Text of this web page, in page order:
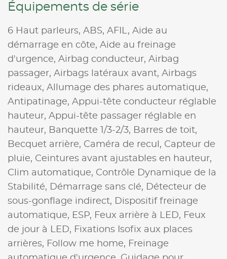
Équipements de série
6 Haut parleurs, ABS, AFIL, Aide au
démarrage en côte, Aide au freinage
d'urgence, Airbag conducteur, Airbag
passager, Airbags latéraux avant, Airbags
rideaux, Allumage des phares automatique,
Antipatinage, Appui-tête conducteur réglable
hauteur, Appui-tête passager réglable en
hauteur, Banquette 1/3-2/3, Barres de toit,
Becquet arrière, Caméra de recul, Capteur de
pluie, Ceintures avant ajustables en hauteur,
Clim automatique, Contrôle Dynamique de la
Stabilité,
Démarrage sans clé,
Détecteur de
sous-gonflage indirect,
Dispositif freinage
automatique, ESP, Feux arrière à LED, Feux
de jour à LED, Fixations Isofix aux places
arrières, Follow me home, Freinage